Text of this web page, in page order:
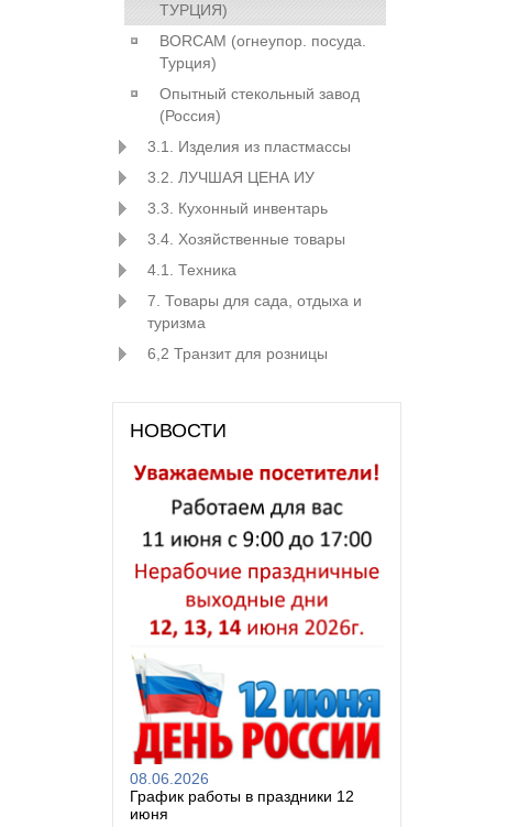
ТУРЦИЯ)
BORCAM (огнеупор. посуда.
Турция)
Опытный стекольный завод
(Россия)
3.1. Изделия из пластмассы
3.2. ЛУЧШАЯ ЦЕНА ИУ
3.3. Кухонный инвентарь
3.4. Хозяйственные товары
4.1. Техника
7. Товары для сада, отдыха и
туризма
6,2 Транзит для розницы
НОВОСТИ
08.06.2026
График работы в праздники 12
июня